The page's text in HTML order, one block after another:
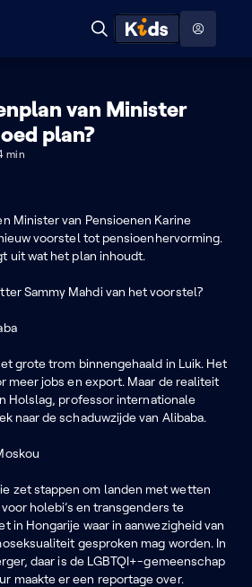
Naar audiodescriptie Naar help
Zoeken
ontdekken
van Minister
plan?
min
Minister van Pensioenen Karine
voorstel tot pensioenhervorming.
uit wat het plan inhoudt.
Sammy Mahdi van het voorstel?
grote trom binnengehaald in Luik. Het
meer jobs en export. Maar de realiteit
Holslag, professor internationale
naar de schaduwzijde van Alibaba.
zet stappen om landen met wetten
holebi’s en transgenders te
in Hongarije waar in aanwezigheid van
gesproken mag worden. In
daar is de LGBTQI+-gemeenschap
maakte er een reportage over.